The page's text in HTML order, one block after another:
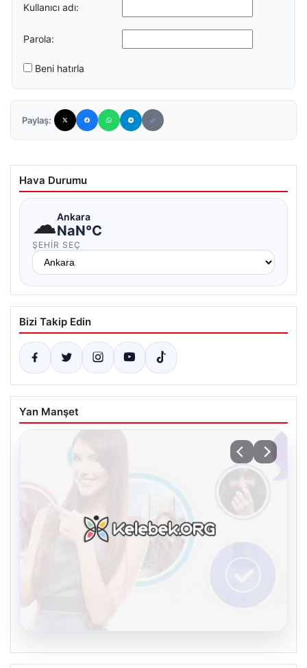
Kullanıcı adı:
Parola:
Beni hatırla
Paylaş:
Hava Durumu
☁Ankara
NaN°C
ŞEHIR SEÇ
Bizi Takip Edin
Yan Manşet